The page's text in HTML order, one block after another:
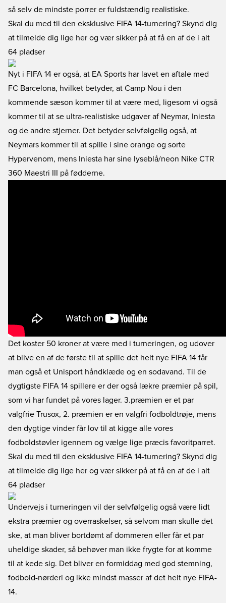
så selv de mindste porrer er fuldstændig realistiske.
Skal du med til den eksklusive FIFA 14-turnering? Skynd dig
at tilmelde dig lige her og vær sikker på at få en af de i alt
64 pladser
Nyt i FIFA 14 er også, at EA Sports har lavet en aftale med
FC Barcelona, hvilket betyder, at Camp Nou i den
kommende sæson kommer til at være med, ligesom vi også
kommer til at se ultra-realistiske udgaver af Neymar, Iniesta
og de andre stjerner. Det betyder selvfølgelig også, at
Neymars kommer til at spille i sine orange og sorte
Hypervenom, mens Iniesta har sine lyseblå/neon Nike CTR
360 Maestri III på fødderne.
Det koster 50 kroner at være med i turneringen, og udover
at blive en af de første til at spille det helt nye FIFA 14 får
man også et Unisport håndklæde og en sodavand. Til de
dygtigste FIFA 14 spillere er der også lækre præmier på spil,
som vi har fundet på vores lager. 3.præmien er et par
valgfrie Trusox, 2. præmien er en valgfri fodboldtrøje, mens
den dygtige vinder får lov til at kigge alle vores
fodboldstøvler igennem og vælge lige præcis favoritparret.
Skal du med til den eksklusive FIFA 14-turnering? Skynd dig
at tilmelde dig lige her og vær sikker på at få en af de i alt
64 pladser
Undervejs i turneringen vil der selvfølgelig også være lidt
ekstra præmier og overraskelser, så selvom man skulle det
ske, at man bliver bortdømt af dommeren eller får et par
uheldige skader, så behøver man ikke frygte for at komme
til at kede sig. Det bliver en formiddag med god stemning,
fodbold-nørderi og ikke mindst masser af det helt nye FIFA-
14.